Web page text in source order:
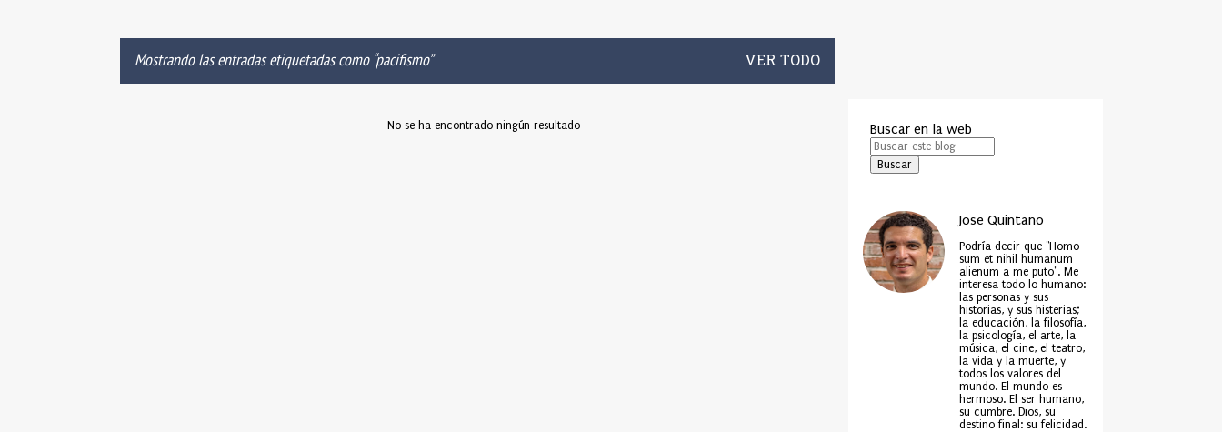
Mostrando las entradas etiquetadas como pacifismo VER TODO
No se ha encontrado ningún resultado Buscar en la web
Jose Quintano
Podría decir que "Homo
sum et nihil humanum
alienum a me puto". Me
interesa todo lo humano:
las personas y sus
historias, y sus histerias;
la educación, la filosofía,
la psicología, el arte, la
música, el cine, el teatro,
la vida y la muerte, y
todos los valores del
mundo. El mundo es
hermoso. El ser humano,
su cumbre. Dios, su
destino final: su felicidad.